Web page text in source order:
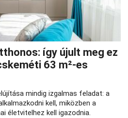
így újult meg ez
63 m²-es
mindig izgalmas feladat: a
kell, miközben a
életvitelhez kell igazodnia.